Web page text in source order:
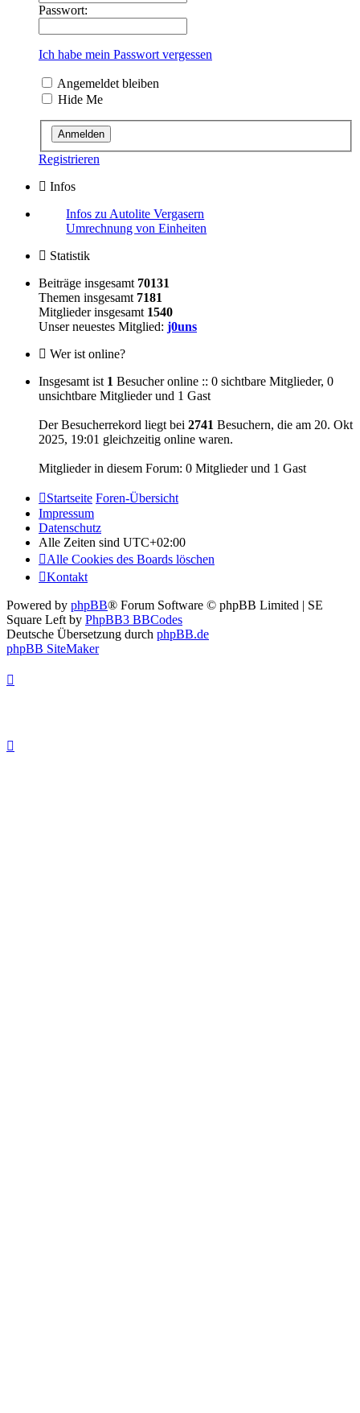
Passwort:
Ich habe mein Passwort vergessen
Angemeldet bleiben
Hide Me
Registrieren
Infos
Infos zu Autolite Vergasern
Umrechnung von Einheiten
Statistik
Beiträge insgesamt 70131
Themen insgesamt 7181
Mitglieder insgesamt 1540
Unser neuestes Mitglied: j0uns
Wer ist online?
Insgesamt ist 1 Besucher online :: 0 sichtbare Mitglieder, 0
unsichtbare Mitglieder und 1 Gast
Der Besucherrekord liegt bei 2741 Besuchern, die am 20. Okt
2025, 19:01 gleichzeitig online waren.
Mitglieder in diesem Forum: 0 Mitglieder und 1 Gast
Startseite Foren-Übersicht
Impressum
Datenschutz
Alle Zeiten sind UTC+02:00
Alle Cookies des Boards löschen
Kontakt
Powered by phpBB® Forum Software © phpBB Limited | SE
Square Left by PhpBB3 BBCodes
Deutsche Übersetzung durch phpBB.de
phpBB SiteMaker